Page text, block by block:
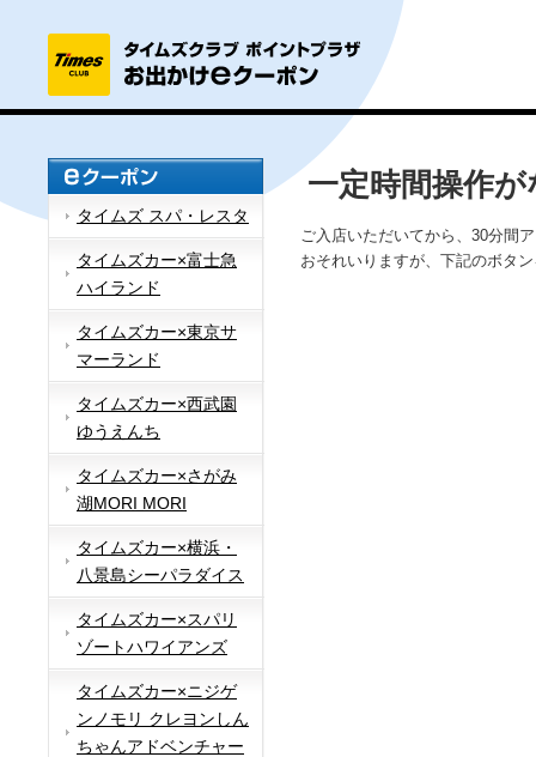
タイムズ スパ・レスタ
タイムズカー×富士急
ハイランド
タイムズカー×東京サ
マーランド
タイムズカー×西武園
ゆうえんち
タイムズカー×さがみ
湖MORI MORI
タイムズカー×横浜・
八景島シーパラダイス
タイムズカー×スパリ
ゾートハワイアンズ
タイムズカー×ニジゲ
ンノモリ クレヨンしん
ちゃんアドベンチャー
一定時間操作
ご入店いただいてから、30分間
おそれいりますが、下記のボタ